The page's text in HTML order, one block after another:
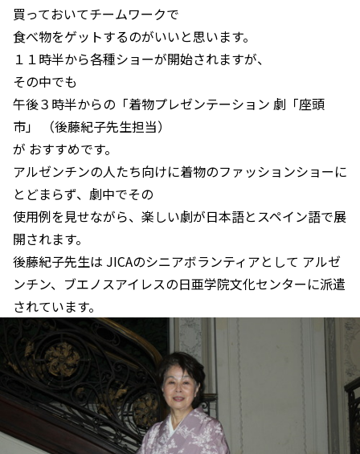
買っておいてチームワークで
食べ物をゲットするのがいいと思います。
１１時半から各種ショーが開始されますが、
その中でも
午後３時半からの「着物プレゼンテーション 劇「座頭
市」 （後藤紀子先生担当）
が おすすめです。
アルゼンチンの人たち向けに着物のファッションショーに
とどまらず、劇中でその
使用例を見せながら、楽しい劇が日本語とスペイン語で展
開されます。
後藤紀子先生は JICAのシニアボランティアとして アルゼ
ンチン、ブエノスアイレスの日亜学院文化センターに派遣
されています。